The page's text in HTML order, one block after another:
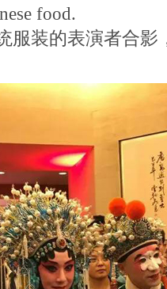
food.
服装的表演者合影